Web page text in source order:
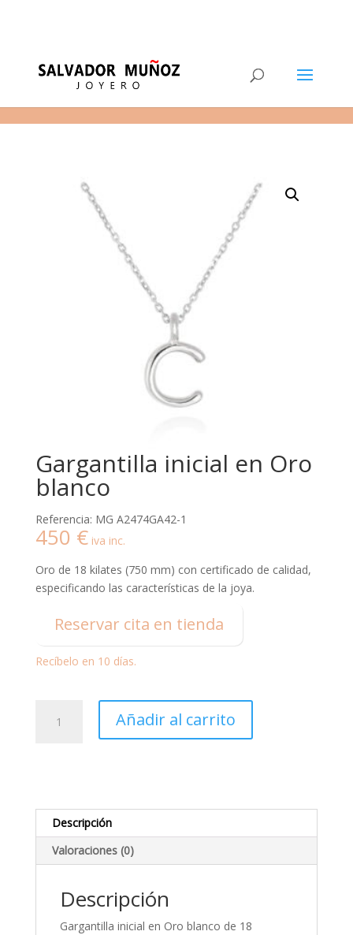
Gargantilla inicial en Oro
blanco
Referencia: MG A2474GA42-1
450 € iva inc.
Oro de 18 kilates (750 mm) con certificado de calidad,
especificando las características de la joya.
Reservar cita en tienda
Recíbelo en 10 días.
inicial
Añadir al carrito
Descripción
Valoraciones (0)
Descripción
Gargantilla inicial en Oro blanco de 18